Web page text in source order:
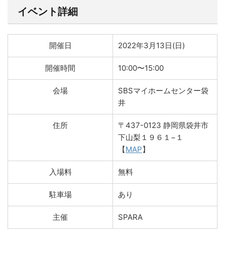
イベント詳細
開催日 2022年3月13日(日)
開催時間 10:00〜15:00
会場
SBSマイホームセンター袋
井
住所
〒437-0123 静岡県袋井市
下山梨１９６１−１
【MAP】
入場料 無料
駐車場 あり
主催 SPARA